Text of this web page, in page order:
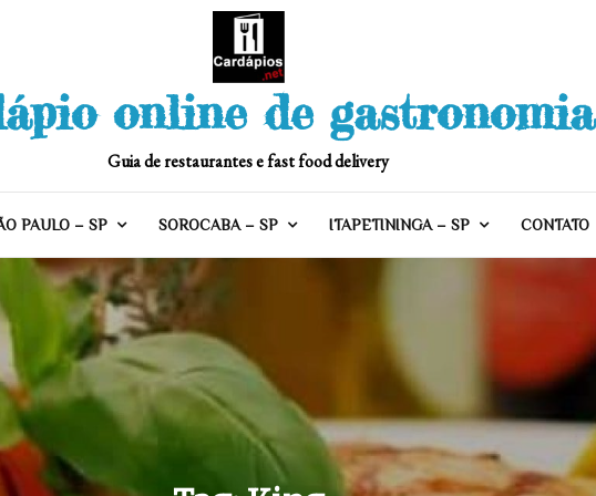
online de gastronomia
Guia de restaurantes e fast food delivery
PAULO – SP SOROCABA – SP ITAPETININGA – SP CONTATO